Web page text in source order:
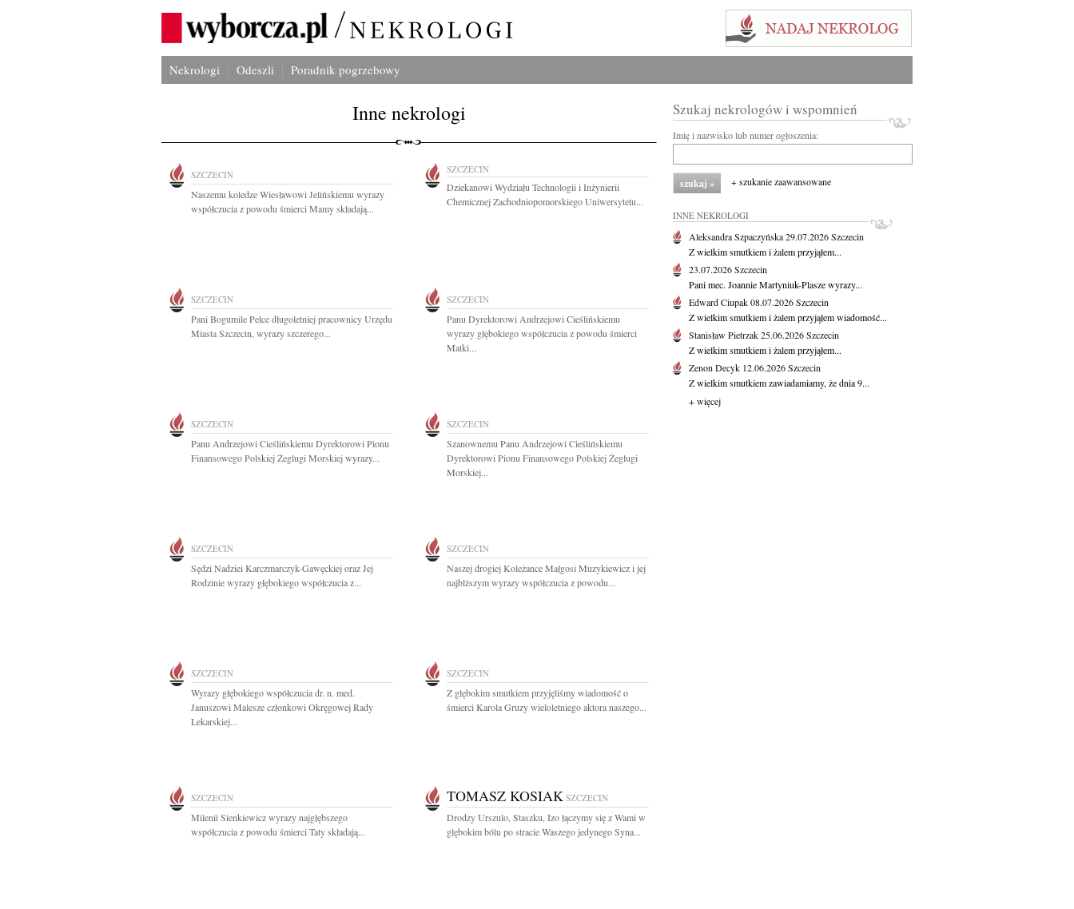
Nekrologi Odeszli Poradnik pogrzebowy
Inne nekrologi
SZCZECIN
Naszemu koledze Wiesławowi Jelińskiemu wyrazy
współczucia z powodu śmierci Mamy składają...
SZCZECIN
Dziekanowi Wydziału Technologii i Inżynierii
Chemicznej Zachodniopomorskiego Uniwersytetu...
SZCZECIN
Pani Bogumile Pełce długoletniej pracownicy Urzędu
Miasta Szczecin, wyrazy szczerego...
SZCZECIN
Panu Dyrektorowi Andrzejowi Cieślińskiemu
wyrazy głębokiego współczucia z powodu śmierci
Matki...
SZCZECIN
Panu Andrzejowi Cieślińskiemu Dyrektorowi Pionu
Finansowego Polskiej Żeglugi Morskiej wyrazy...
SZCZECIN
Szanownemu Panu Andrzejowi Cieślińskiemu
Dyrektorowi Pionu Finansowego Polskiej Żeglugi
Morskiej...
SZCZECIN
Sędzi Nadziei Karczmarczyk-Gawęckiej oraz Jej
Rodzinie wyrazy głębokiego współczucia z...
SZCZECIN
Naszej drogiej Koleżance Małgosi Muzykiewicz i jej
najblższym wyrazy współczucia z powodu...
SZCZECIN
Wyrazy głębokiego współczucia dr. n. med.
Januszowi Malesze członkowi Okręgowej Rady
Lekarskiej...
SZCZECIN
Z głębokim smutkiem przyjęliśmy wiadomość o
śmierci Karola Gruzy wieloletniego aktora naszego...
SZCZECIN
Milenii Sienkiewicz wyrazy najgłębszego
współczucia z powodu śmierci Taty składają...
TOMASZ KOSIAK SZCZECIN
Drodzy Urszulo, Staszku, Izo łączymy się z Wami w
głębokim bólu po stracie Waszego jedynego Syna...
Szukaj nekrologów i wspomnień
Imię i nazwisko lub numer ogłoszenia:
+ szukanie zaawansowane
INNE NEKROLOGI
Aleksandra Szpaczyńska29.07.2026Szczecin
Z wielkim smutkiem i żalem przyjąłem...
23.07.2026Szczecin
Pani mec. Joannie Martyniuk-Plasze wyrazy...
Edward Ciupak08.07.2026Szczecin
Z wielkim smutkiem i żalem przyjąłem wiadomość...
Stanisław Pietrzak25.06.2026Szczecin
Z wielkim smutkiem i żalem przyjąłem...
Zenon Decyk 12.06.2026Szczecin
Z wielkim smutkiem zawiadamiamy, że dnia 9...
+ więcej